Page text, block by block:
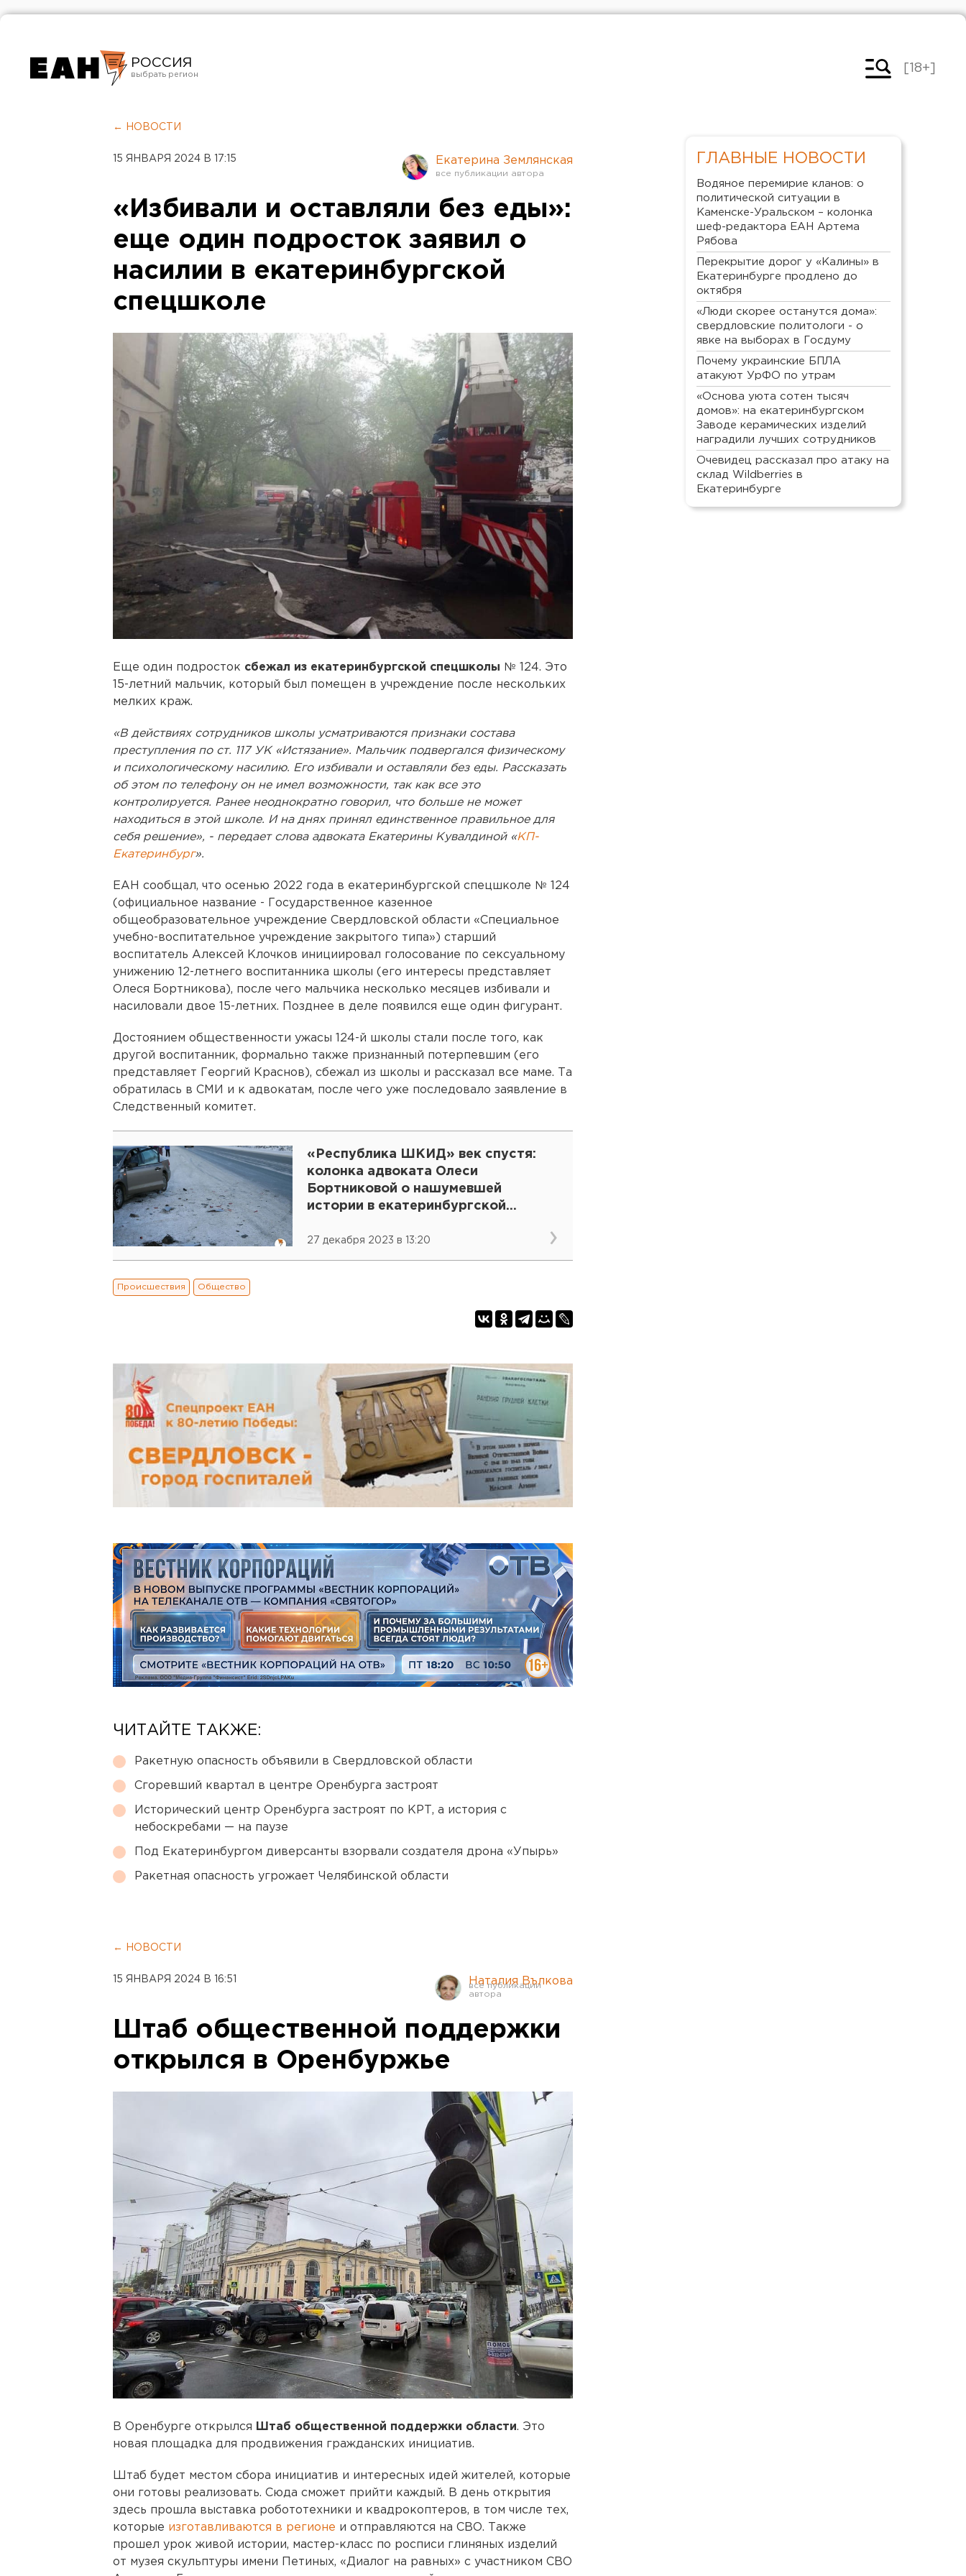
РОССИЯ
Челябинск
[18+]
← НОВОСТИ
15 ЯНВАРЯ 2024 В 17:15 Екатерина Землянская
«Избивали и оставляли без еды»:
еще один подросток заявил о
насилии в екатеринбургской
спецшколе
Еще один подросток сбежал из екатеринбургской спецшколы № 124. Это
15-летний мальчик, который был помещен в учреждение после нескольких
мелких краж.
«В действиях сотрудников школы усматриваются признаки состава
преступления по ст. 117 УК «Истязание». Мальчик подвергался физическому
и психологическому насилию. Его избивали и оставляли без еды. Рассказать
об этом по телефону он не имел возможности, так как все это
контролируется. Ранее неоднократно говорил, что больше не может
находиться в этой школе. И на днях принял единственное правильное для
себя решение», - передает слова адвоката Екатерины Кувалдиной «КП-
Екатеринбург».
ЕАН сообщал, что осенью 2022 года в екатеринбургской спецшколе № 124
(официальное название - Государственное казенное
общеобразовательное учреждение Свердловской области «Специальное
учебно-воспитательное учреждение закрытого типа») старший
воспитатель Алексей Клочков инициировал голосование по сексуальному
унижению 12-летнего воспитанника школы (его интересы представляет
Олеся Бортникова), после чего мальчика несколько месяцев избивали и
насиловали двое 15-летних. Позднее в деле появился еще один фигурант.
Достоянием общественности ужасы 124-й школы стали после того, как
другой воспитанник, формально также признанный потерпевшим (его
представляет Георгий Краснов), сбежал из школы и рассказал все маме. Та
обратилась в СМИ и к адвокатам, после чего уже последовало заявление в
Следственный комитет.
«Республика ШКИД» век спустя:
колонка адвоката Олеси
Бортниковой о нашумевшей
истории в екатеринбургской
27 декабря 2023 в 13:20
Происшествия Общество
ЧИТАЙТЕ ТАКЖЕ:
Ракетную опасность объявили в Свердловской области
Сгоревший квартал в центре Оренбурга застроят
Исторический центр Оренбурга застроят по КРТ, а история с
небоскребами — на паузе
Под Екатеринбургом диверсанты взорвали создателя дрона «Упырь»
Ракетная опасность угрожает Челябинской области
← НОВОСТИ
15 ЯНВАРЯ 2024 В 16:51 Наталия Вълкова
Штаб общественной поддержки
открылся в Оренбуржье
В Оренбурге открылся Штаб общественной поддержки области. Это
новая площадка для продвижения гражданских инициатив.
Штаб будет местом сбора инициатив и интересных идей жителей, которые
они готовы реализовать. Сюда сможет прийти каждый. В день открытия
здесь прошла выставка робототехники и квадрокоптеров, в том числе тех,
которые изготавливаются в регионе и отправляются на СВО. Также
прошел урок живой истории, мастер-класс по росписи глиняных изделий
от музея скульптуры имени Петиных, «Диалог на равных» с участником СВО
ГЛАВНЫЕ НОВОСТИ
Водяное перемирие кланов: о
политической ситуации в
Каменске-Уральском – колонка
шеф-редактора ЕАН Артема
Рябова
Перекрытие дорог у «Калины» в
Екатеринбурге продлено до
октября
«Люди скорее останутся дома»:
свердловские политологи - о
явке на выборах в Госдуму
Почему украинские БПЛА
атакуют УрФО по утрам
«Основа уюта сотен тысяч
домов»: на екатеринбургском
Заводе керамических изделий
наградили лучших сотрудников
Очевидец рассказал про атаку на
склад Wildberries в
Екатеринбурге